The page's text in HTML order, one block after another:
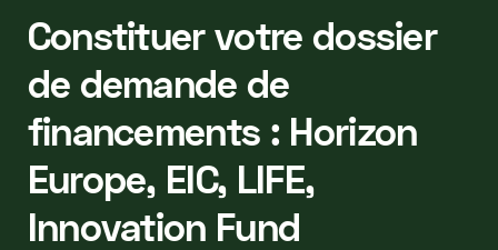
Constituer votre dossier
de demande de
financements : Horizon
Europe, EIC, LIFE,
Innovation Fund